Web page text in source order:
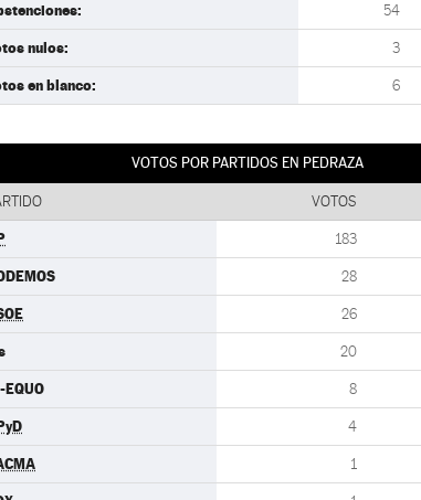
54
nulos: 3
en blanco: 6
VOTOS POR PARTIDOS EN PEDRAZA
VOTOS
183
28
26
20
EQUO 8
4
1